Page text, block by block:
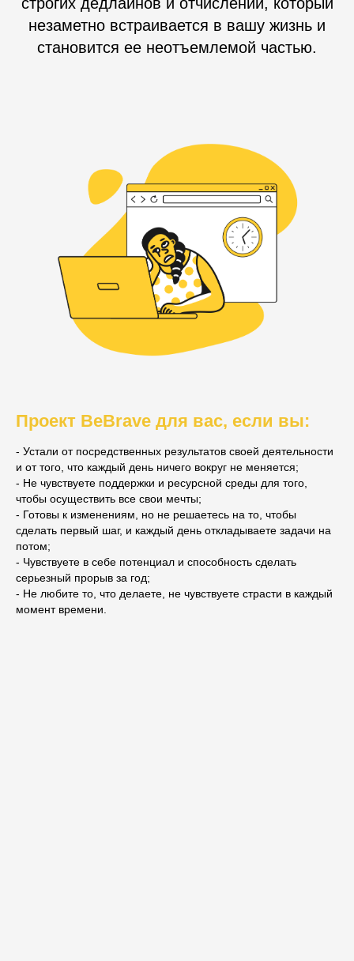
незаметно встраивается в вашу жизнь и
становится ее неотъемлемой частью.
Проект BeBrave для вас, если вы:
- Устали от посредственных результатов своей деятельности
и от того, что каждый день ничего вокруг не меняется;
- Не чувствуете поддержки и ресурсной среды для того,
чтобы осуществить все свои мечты;
- Готовы к изменениям, но не решаетесь на то, чтобы
сделать первый шаг, и каждый день откладываете задачи на
потом;
- Чувствуете в себе потенциал и способность сделать
серьезный прорыв за год;
- Не любите то, что делаете, не чувствуете страсти в каждый
момент времени.